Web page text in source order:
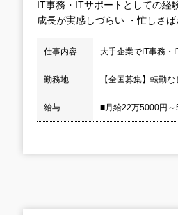
IT事務・ITサポートとしての経
成長が実感しづらい ・忙しさ
仕事内容 大手企業でIT事務・
勤務地 【全国募集】転勤
給与 ■月給22万5000円